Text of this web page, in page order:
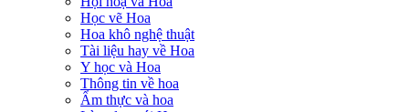
Học vẽ Hoa
Hoa khô nghệ thuật
Tài liệu hay về Hoa
Y học và Hoa
Thông tin về hoa
Ẩm thực và hoa